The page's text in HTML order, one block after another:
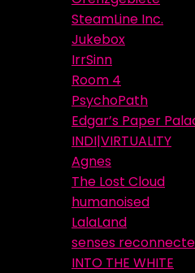
SteamLine Inc.
Jukebox
IrrSinn
Room 4
PsychoPath
Edgar’s Paper
INDI|VIRTUALITY
Agnes
The Lost Cloud
humanoised
LalaLand
senses
INTO THE WHITE